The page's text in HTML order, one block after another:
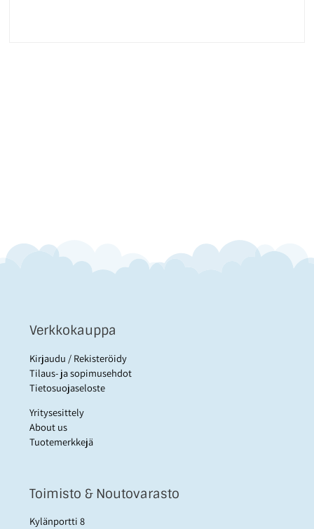
Verkkokauppa
Kirjaudu / Rekisteröidy
Tilaus- ja sopimusehdot
Tietosuojaseloste
Yritysesittely
About us
Tuotemerkkejä
Toimisto & Noutovarasto
Kylänportti 8